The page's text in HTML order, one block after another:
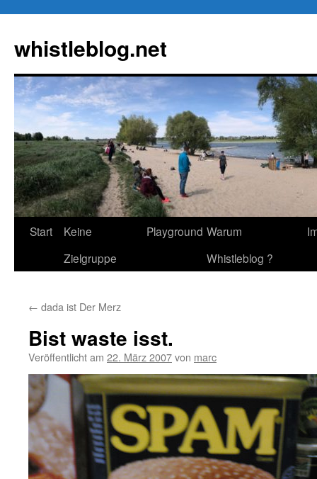
springen
whistleblog.net
Start
Keine
Zielgruppe
Playground Warum
Whistleblog ?
← dada ist Der Merz
Bist waste isst.
Veröffentlicht am 22. März 2007von marc